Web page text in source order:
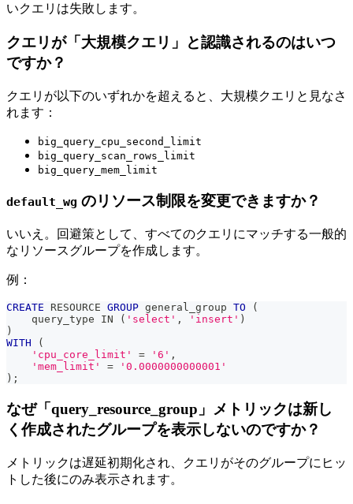
いクエリは失敗します。
クエリが「大規模クエリ」と認識されるのはいつ
ですか？
クエリが以下のいずれかを超えると、大規模クエリと見なさ
れます：
big_query_cpu_second_limit
big_query_scan_rows_limit
big_query_mem_limit
default_wg のリソース制限を変更できますか？
いいえ。回避策として、すべてのクエリにマッチする一般的
なリソースグループを作成します。
例：
CREATE RESOURCE GROUP general_group TO
(
    query_type
IN ( 'select' , 'insert' )
)
WITH
(
'cpu_core_limit'
= '6' ,
'mem_limit'
=
'0.0000000000001'
) ;
なぜ「query_resource_group」メトリックは新し
く作成されたグループを表示しないのですか？
メトリックは遅延初期化され、クエリがそのグループにヒッ
トした後にのみ表示されます。